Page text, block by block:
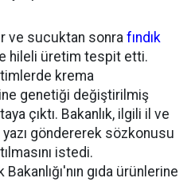
ve sucuktan sonrafındık
hileli üretim tespit etti.
krema
genetiği değiştirilmiş
çıktı. Bakanlık, ilgili il ve
göndererek sözkonusu
istedi.
Bakanlığı'nın gıda ürünlerine